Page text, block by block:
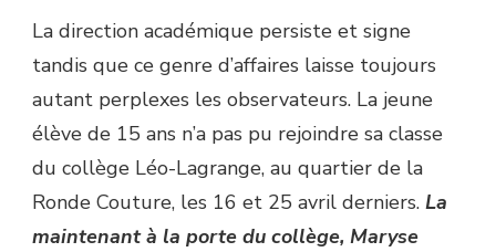
La direction académique persiste et signe
tandis que ce genre d’affaires laisse toujours
autant perplexes les observateurs. La jeune
élève de 15 ans n’a pas pu rejoindre sa classe
du collège Léo-Lagrange, au quartier de la
Ronde Couture, les 16 et 25 avril derniers. La
maintenant à la porte du collège, Maryse